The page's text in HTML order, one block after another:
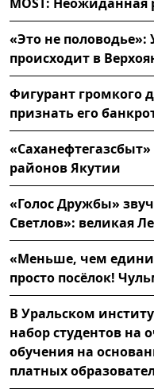
«Это не
происходит в
Фигурант громкого
признать его
районов Якутии
«Голос Дружбы»
Светлов»: великая
«Меньше, чем
просто посёлок!
В Уральском
набор студентов
обучения на
платных